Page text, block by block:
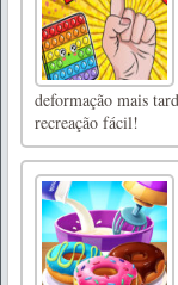
deformação mais
recreação fácil!